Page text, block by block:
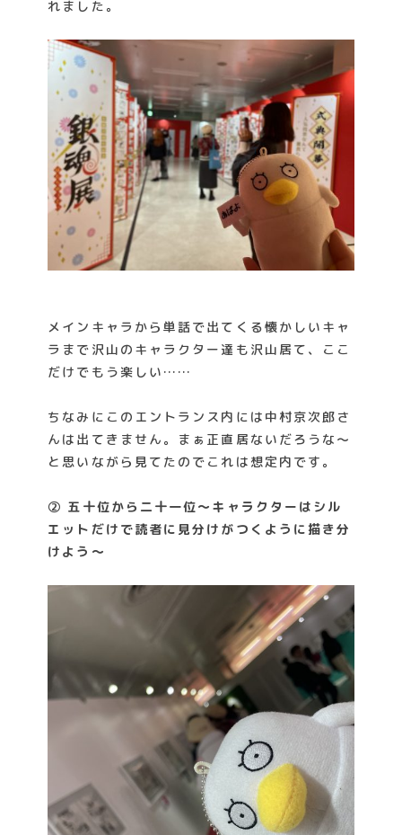
れました。
メインキャラから単話で出てくる懐かしいキャ
ラまで沢山のキャラクター達も沢山居て、ここ
だけでもう楽しい……
ちなみにこのエントランス内には中村京次郎さ
んは出てきません。まぁ正直居ないだろうな〜
と思いながら見てたのでこれは想定内です。
② 五十位から二十一位～キャラクターはシル
エットだけで読者に見分けがつくように描き分
けよう～